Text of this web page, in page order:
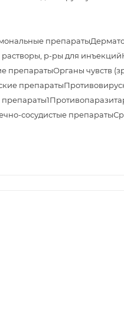
препараты
р-ры для инъекций
препаратыОрганы чувств
препараты
сосудистые препараты